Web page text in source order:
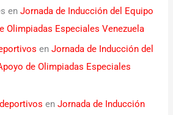
enJornada de Inducción del Equipo
Olimpiadas Especiales Venezuela
enJornada de Inducción del
de Olimpiadas Especiales
enJornada de Inducción